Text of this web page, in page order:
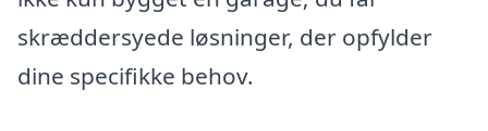
skræddersyede løsninger, der opfylder
dine specifikke behov.